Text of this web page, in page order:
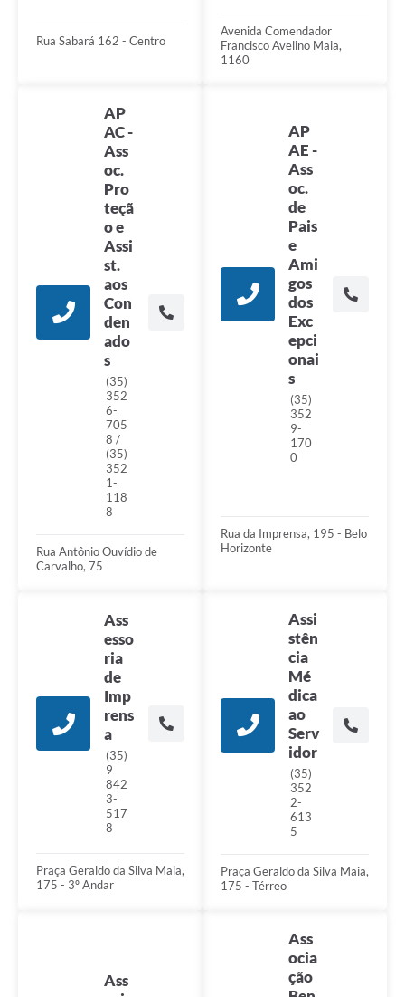
Rua Sabará 162 - Centro
Avenida Comendador
Francisco Avelino Maia,
1160
AP
AC -
Ass
oc.
Pro
teçã
o e
Assi
st.
aos
Con
den
ado
s
(35)
352
6-
705
8 /
(35)
352
1-
118
8
Rua Antônio Ouvídio de
Carvalho, 75
AP
AE -
Ass
oc.
de
Pais
e
Ami
gos
dos
Exc
epci
onai
s
(35)
352
9-
170
0
Rua da Imprensa, 195 - Belo
Horizonte
Ass
esso
ria
de
Imp
rens
a
(35)
9
842
3-
517
8
Praça Geraldo da Silva Maia,
175 - 3º Andar
Assi
stên
cia
Mé
dica
ao
Serv
idor
(35)
352
2-
613
5
Praça Geraldo da Silva Maia,
175 - Térreo
Ass
Ass
ocia
ção